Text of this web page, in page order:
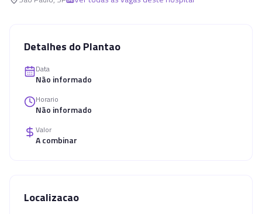
Detalhes do Plantao
Data
Não informado
Horario
Não informado
Valor
A combinar
Localizacao